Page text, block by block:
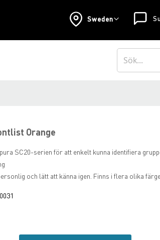
Sweden
Orange
SC20-serien för att enkelt kunna identifiera
och lätt att känna igen. Finns i flera olika